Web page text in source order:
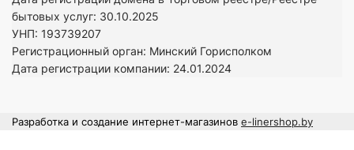
бытовых услуг: 30.10.2025
УНП: 193739207
Регистрационный орган: Минский Горисполком
Дата регистрации компании: 24.01.2024
Разработка и создание интернет-магазинов e-linershop.by